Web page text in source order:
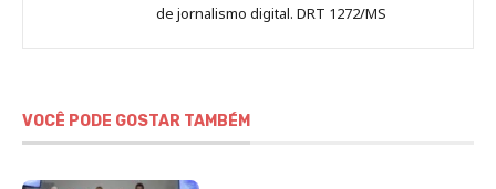
de jornalismo digital. DRT 1272/MS
VOCÊ PODE GOSTAR TAMBÉM